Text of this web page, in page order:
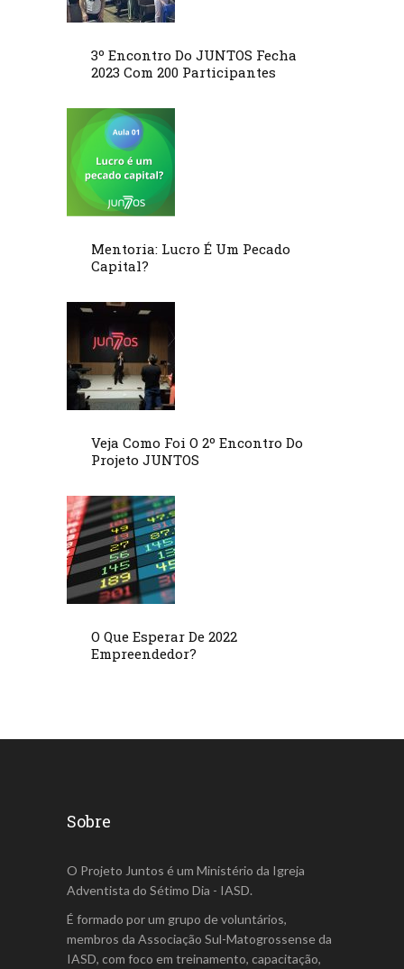
3º Encontro Do JUNTOS Fecha
2023 Com 200 Participantes
Mentoria: Lucro É Um Pecado
Capital?
Veja Como Foi O 2º Encontro Do
Projeto JUNTOS
O Que Esperar De 2022
Empreendedor?
Sobre
O Projeto Juntos é um Ministério da Igreja
Adventista do Sétimo Dia - IASD.
É formado por um grupo de voluntários,
membros da Associação Sul-Matogrossense da
IASD, com foco em treinamento, capacitação,